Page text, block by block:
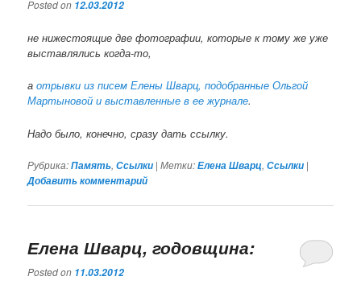
Posted on 12.03.2012
не нижестоящие две фотографии, которые к тому же уже
выставлялись когда-то,
аотрывки из писем Елены Шварц, подобранные Ольгой
Мартыновой и выставленные в ее журнале.
Надо было, конечно, сразу дать ссылку.
Рубрика:Память,Ссылки |Метки:Елена Шварц,Ссылки |
Добавить комментарий
Елена Шварц, годовщина:
Posted on 11.03.2012